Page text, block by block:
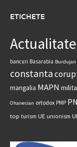
ETICHETE
Actualitate
bancuri Basarabia Burdujan
constanta
mangalia MAPN
Ohanesian ortodox PMP
top turism UE unionism